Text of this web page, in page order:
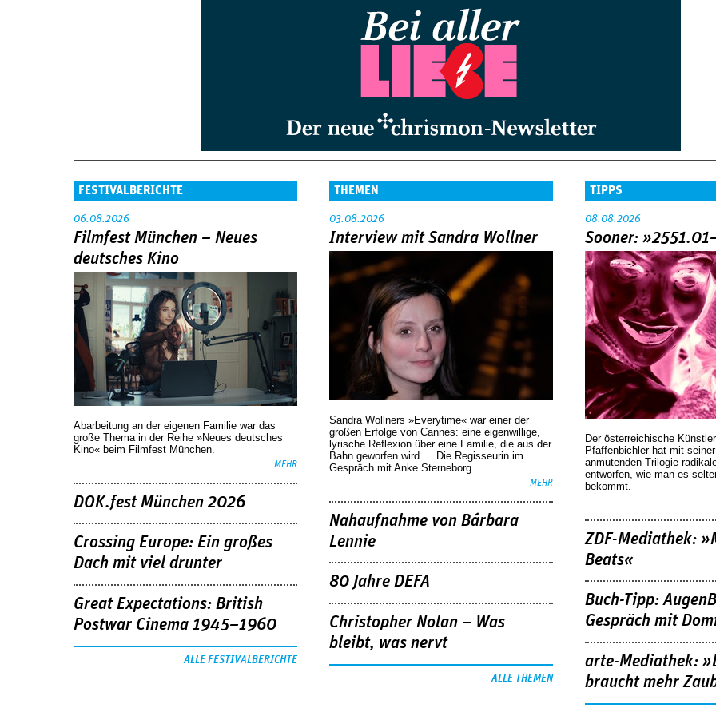
FESTIVALBERICHTE
06.08.2026
Filmfest München – Neues
deutsches Kino
Abarbeitung an der eigenen Familie war das
große Thema in der Reihe »Neues deutsches
Kino« beim Filmfest München.
MEHR
DOK.fest München 2026
Crossing Europe: Ein großes
Dach mit viel drunter
Great Expectations: British
Postwar Cinema 1945–1960
ALLE FESTIVALBERICHTE
THEMEN
03.08.2026
Interview mit Sandra Wollner
Sandra Wollners »Everytime« war einer der
großen Erfolge von Cannes: eine eigenwillige,
lyrische Reflexion über eine ­Familie, die aus der
Bahn geworfen wird … Die Regisseurin im
Gespräch mit Anke Sterneborg.
MEHR
Nahaufnahme von Bárbara
Lennie
80 Jahre DEFA
Christopher Nolan – Was
bleibt, was nervt
ALLE THEMEN
TIPPS
08.08.2026
Sooner:
Der österreichische
Pfaffenbichler hat mit
anmutenden Trilogie
entworfen, wie man es
bekommt.
ZDF-Mediathek:
Beats«
Buch-Tipp:
Gespräch mit
arte-Mediathek:
braucht mehr